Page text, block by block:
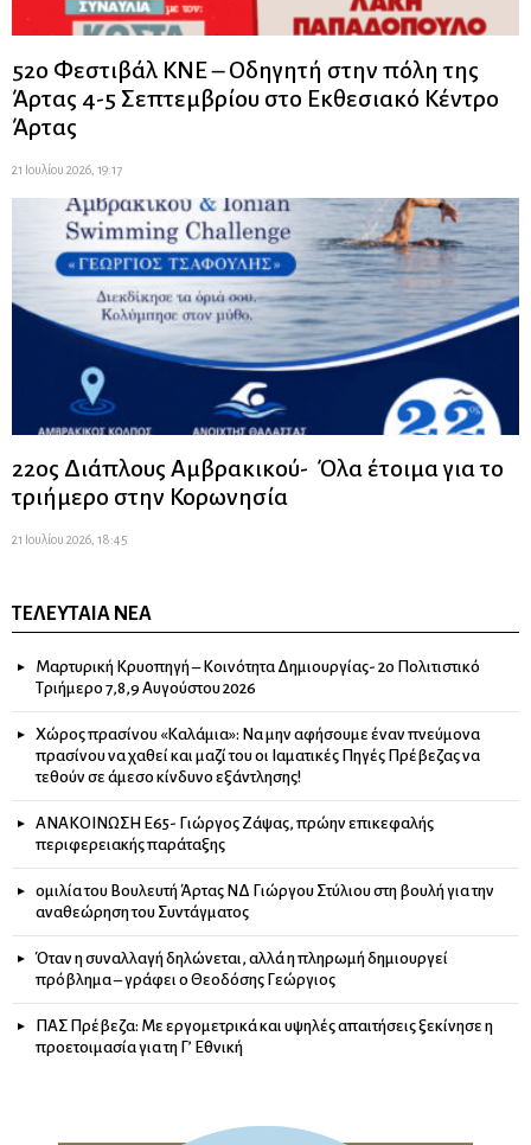
52ο Φεστιβάλ ΚΝΕ – Οδηγητή στην πόλη της
Άρτας 4-5 Σεπτεμβρίου στο Εκθεσιακό Κέντρο
Άρτας
21 Ιουλίου 2026, 19:17
22ος Διάπλους Αμβρακικού- Όλα έτοιμα για το
τριήμερο στην Κορωνησία
21 Ιουλίου 2026, 18:45
ΤΕΛΕΥΤΑΊΑ ΝΈΑ
Μαρτυρική Κρυοπηγή – Κοινότητα Δημιουργίας- 2ο Πολιτιστικό
Τριήμερο 7,8,9 Αυγούστου 2026
Χώρος πρασίνου «Καλάμια»: Να μην αφήσουμε έναν πνεύμονα
πρασίνου να χαθεί και μαζί του οι Ιαματικές Πηγές Πρέβεζας να
τεθούν σε άμεσο κίνδυνο εξάντλησης!
ΑΝΑΚΟΙΝΩΣΗ Ε65- Γιώργος Ζάψας, πρώην επικεφαλής
περιφερειακής παράταξης
ομιλία του Βουλευτή Άρτας ΝΔ Γιώργου Στύλιου στη βουλή για την
αναθεώρηση του Συντάγματος
Όταν η συναλλαγή δηλώνεται, αλλά η πληρωμή δημιουργεί
πρόβλημα – γράφει ο Θεοδόσης Γεώργιος
ΠΑΣ Πρέβεζα: Με εργομετρικά και υψηλές απαιτήσεις ξεκίνησε η
προετοιμασία για τη Γ’ Εθνική